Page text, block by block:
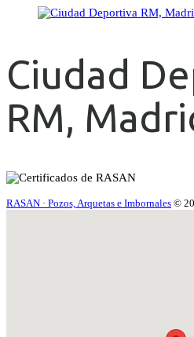
Ciudad
RM,
RASAN · Pozos, Arquetas e Imbornales ©